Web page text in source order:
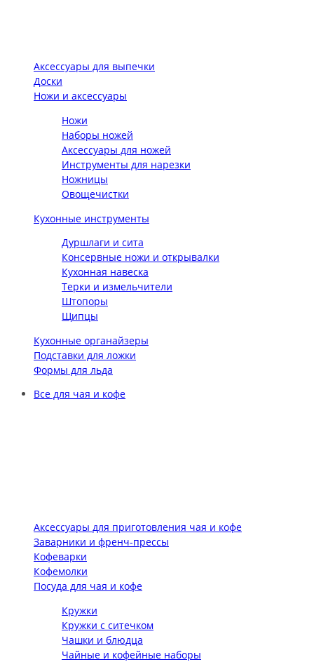
Аксессуары для выпечки
Доски
Ножи и аксессуары
Ножи
Наборы ножей
Аксессуары для ножей
Инструменты для нарезки
Ножницы
Овощечистки
Кухонные инструменты
Дуршлаги и сита
Консервные ножи и открывалки
Кухонная навеска
Терки и измельчители
Штопоры
Щипцы
Кухонные органайзеры
Подставки для ложки
Формы для льда
Все для чая и кофе
Аксессуары для приготовления чая и кофе
Заварники и френч-прессы
Кофеварки
Кофемолки
Посуда для чая и кофе
Кружки
Кружки с ситечком
Чашки и блюдца
Чайные и кофейные наборы